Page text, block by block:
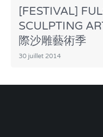
[FESTIVAL]
SCULPTING
際沙雕藝術季
30 juillet 2014